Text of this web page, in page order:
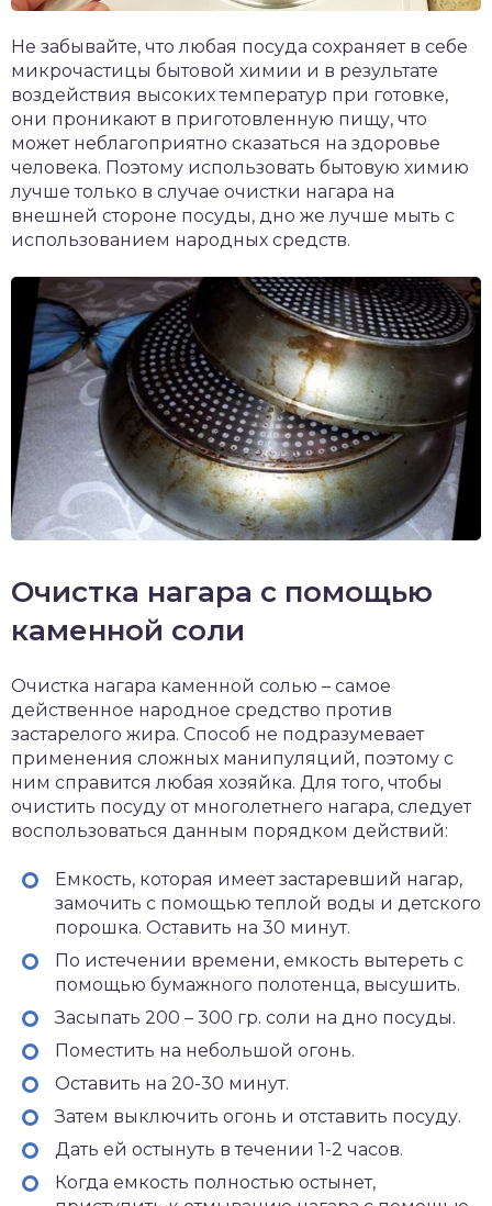
Не забывайте, что любая посуда сохраняет в себе
микрочастицы бытовой химии и в результате
воздействия высоких температур при готовке,
они проникают в приготовленную пищу, что
может неблагоприятно сказаться на здоровье
человека. Поэтому использовать бытовую химию
лучше только в случае очистки нагара на
внешней стороне посуды, дно же лучше мыть с
использованием народных средств.
Очистка нагара с помощью
каменной соли
Очистка нагара каменной солью – самое
действенное народное средство против
застарелого жира. Способ не подразумевает
применения сложных манипуляций, поэтому с
ним справится любая хозяйка. Для того, чтобы
очистить посуду от многолетнего нагара, следует
воспользоваться данным порядком действий:
Емкость, которая имеет застаревший нагар,
замочить с помощью теплой воды и детского
порошка. Оставить на 30 минут.
По истечении времени, емкость вытереть с
помощью бумажного полотенца, высушить.
Засыпать 200 – 300 гр. соли на дно посуды.
Поместить на небольшой огонь.
Оставить на 20-30 минут.
Затем выключить огонь и отставить посуду.
Дать ей остынуть в течении 1-2 часов.
Когда емкость полностью остынет,